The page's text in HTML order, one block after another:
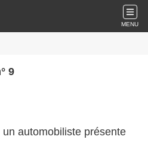
MENU
9
automobiliste présente